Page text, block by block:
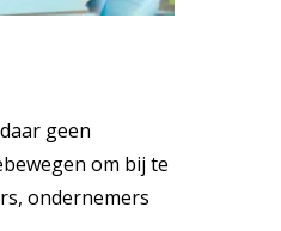
geen
om bij te
ondernemers